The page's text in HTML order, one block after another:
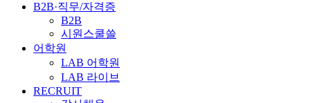
B2B·직무/자격증
B2B
시원스쿨쓸
어학원
LAB 어학원
LAB 라이브
RECRUIT